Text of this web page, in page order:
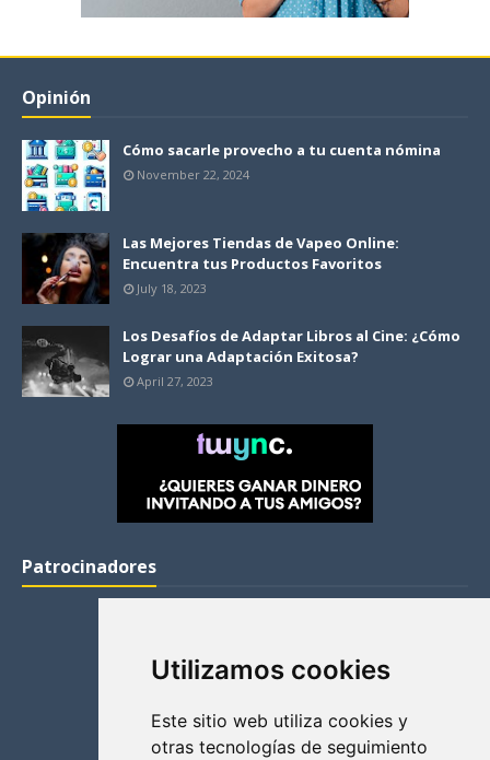
Utilizamos cookies
Este sitio web utiliza cookies y
otras tecnologías de seguimiento
Opinión
Cómo sacarle provecho a tu cuenta nómina
November 22, 2024
Las Mejores Tiendas de Vapeo Online:
Encuentra tus Productos Favoritos
July 18, 2023
Los Desafíos de Adaptar Libros al Cine: ¿Cómo
Lograr una Adaptación Exitosa?
April 27, 2023
Patrocinadores